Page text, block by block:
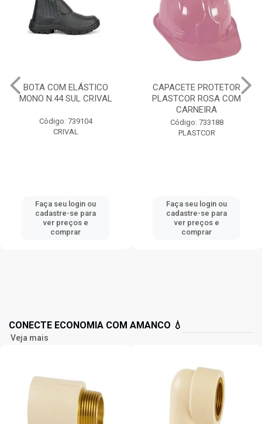
CAPACETE PROTETOR
PLASTCOR ROSA COM
Código: 733188
PLASTCOR
Faça seu login ou
cadastre-se para
ver preços e
comprar
GRAUTH 25KG
Código: 728467
DENVER IMPER
Faça seu login ou
cadastre-se para
ver preços e
comprar
CONECTE ECONOMIA COM AMANCO 💧
Veja mais